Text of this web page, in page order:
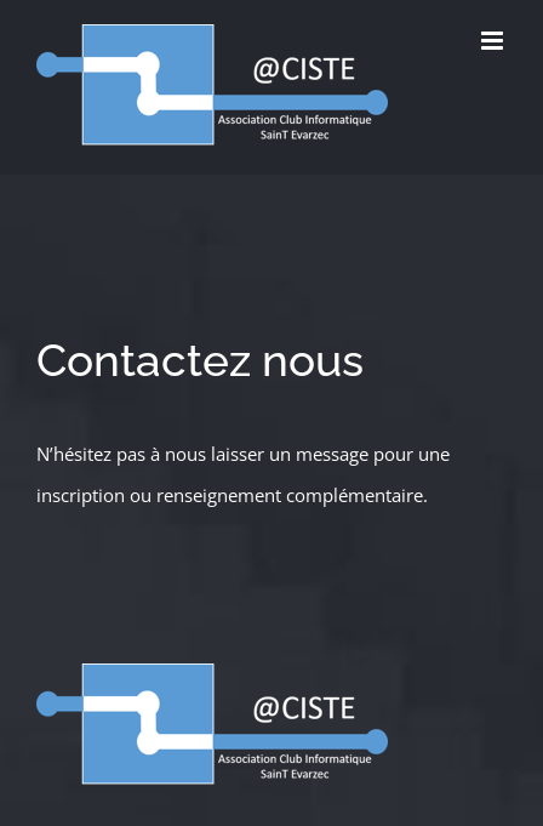
Contactez nous
N’hésitez pas à nous laisser un message pour une
inscription ou renseignement complémentaire.